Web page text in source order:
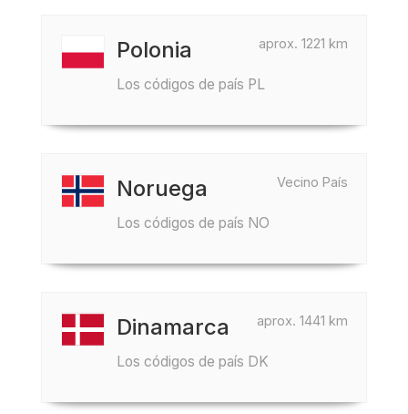
aprox. 1221 km
Polonia
Los códigos de país PL
Vecino País
Noruega
Los códigos de país NO
aprox. 1441 km
Dinamarca
Los códigos de país DK